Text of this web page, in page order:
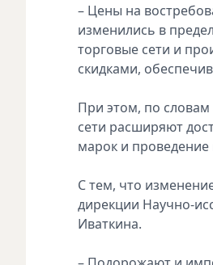
– Цены на
изменились в
торговые сети и
скидками,
При этом, по словам
сети расширяют
марок и
С тем, что
дирекции Научно-
Иваткина.